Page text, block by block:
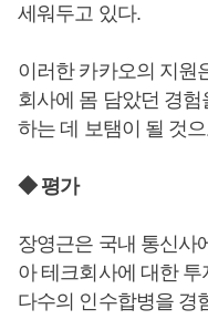
세워두고 있다.
이러한 카카오의 지원
회사에 몸 담았던 경
하는 데 보탬이 될 것
◆ 평가
장영근은 국내 통신사
아 테크회사에 대한
다수의 인수합병을 경